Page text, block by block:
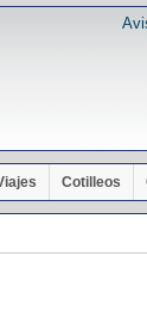
Cotilleos